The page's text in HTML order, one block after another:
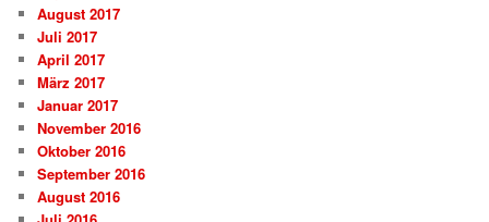
August 2017
Juli 2017
April 2017
März 2017
Januar 2017
November 2016
Oktober 2016
September 2016
August 2016